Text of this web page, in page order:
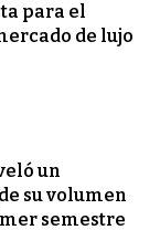
para el
de lujo
un
su volumen
semestre